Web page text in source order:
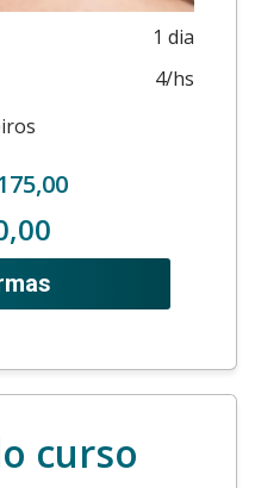
1 dia
4/hs
curso